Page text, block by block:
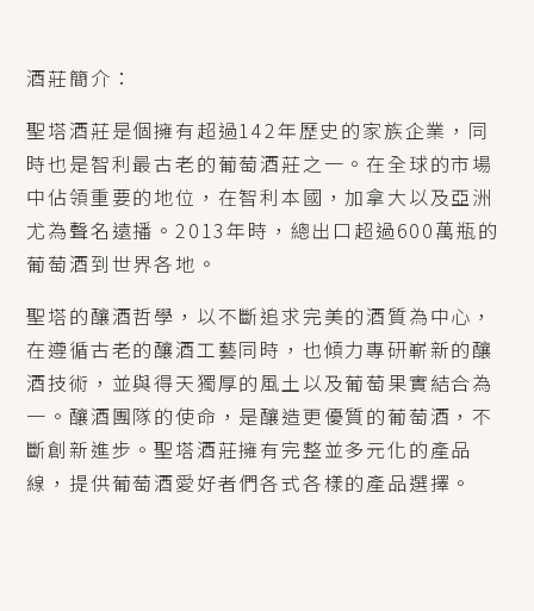
酒莊簡介：
聖塔酒莊是個擁有超過142年歷史的家族企業，同
時也是智利最古老的葡萄酒莊之一。在全球的市場
中佔領重要的地位，在智利本國，加拿大以及亞洲
尤為聲名遠播。2013年時，總出口超過600萬瓶的
葡萄酒到世界各地。
聖塔的釀酒哲學，以不斷追求完美的酒質為中心，
在遵循古老的釀酒工藝同時，也傾力專研嶄新的釀
酒技術，並與得天獨厚的風土以及葡萄果實結合為
一。釀酒團隊的使命，是釀造更優質的葡萄酒，不
斷創新進步。聖塔酒莊擁有完整並多元化的產品
線，提供葡萄酒愛好者們各式各樣的產品選擇。